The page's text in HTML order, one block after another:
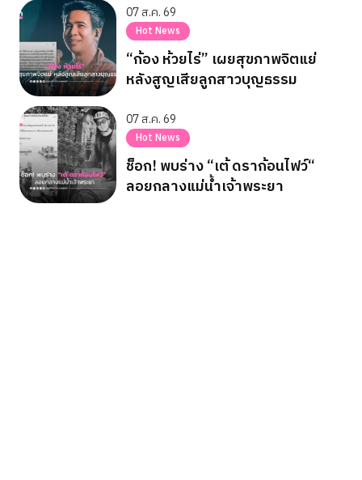
07 ส.ค. 69
Hot News
“ก้อง ห้วยไร่” เผยสุขภาพจิตแย่
หลังสูญเสียลูกสาวบุญธรรม
07 ส.ค. 69
Hot News
ช็อก! พบร่าง “เต้ ดราก้อนไฟว์“
ลอยกลางแม่น้ำเจ้าพระยา